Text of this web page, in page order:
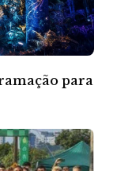
para